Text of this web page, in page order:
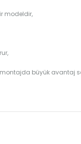
modeldir,
büyük avantaj